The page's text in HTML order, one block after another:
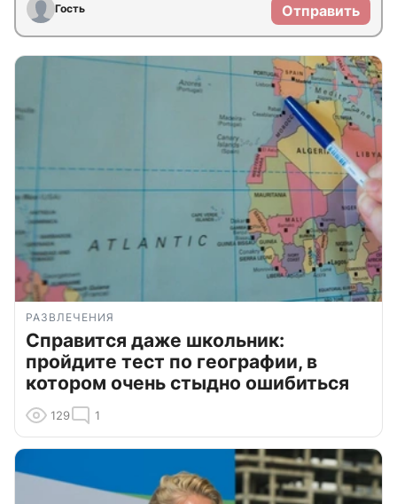
Гость Отправить
РАЗВЛЕЧЕНИЯ
Справится даже школьник:
пройдите тест по географии, в
котором очень стыдно ошибиться
129 1